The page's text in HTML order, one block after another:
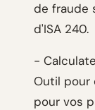
de fraude
d'ISA 240.
-
Outil pour
pour vos